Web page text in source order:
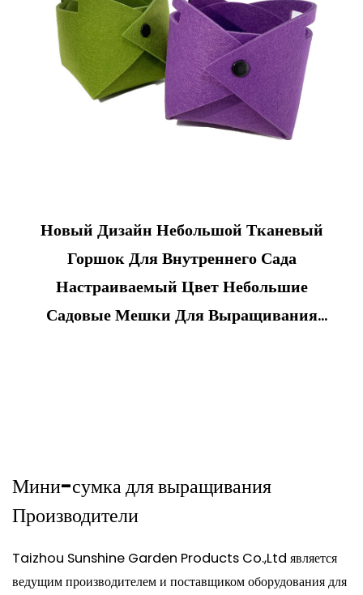
Новый Дизайн Небольшой Тканевый
Горшок Для Внутреннего Сада
Настраиваемый Цвет Небольшие
Садовые Мешки Для Выращивания
Мини-сумка для выращивания
Производители
Taizhou Sunshine Garden Products Co.,Ltd является
ведущим производителем и поставщиком оборудования для